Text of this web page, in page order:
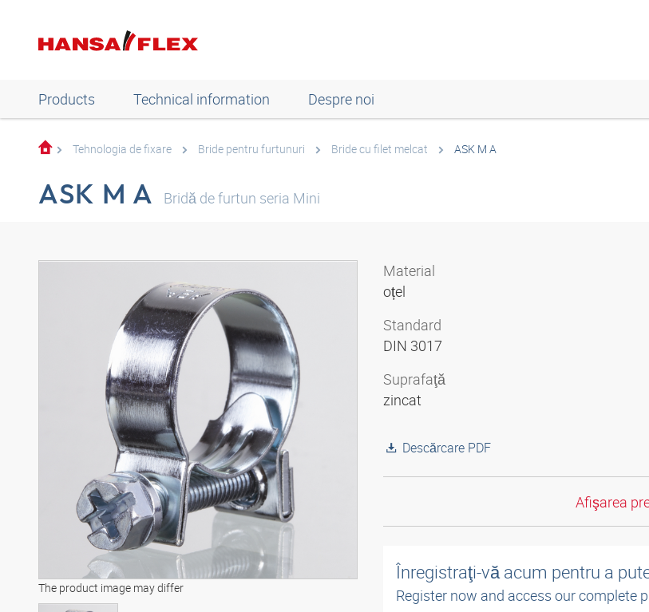
Products Technical information Despre noi
Tehnologia de fixare Bride pentru furtunuri Bride cu filet melcat ASK M A
ASK M A Bridă de furtun seria Mini
The product image may differ
Material
oțel
Standard
DIN 3017
Suprafaţă
zincat
Descărcare PDF
Afişarea
Înregistraţi-vă acum pentru a
Register now and access our complete